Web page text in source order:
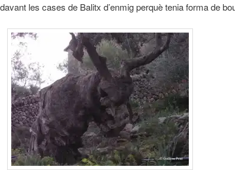
davant les cases de Balitx d’enmig perquè tenia forma de